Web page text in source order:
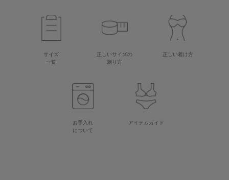
サイズ
一覧
正しいサイズの
測り方
正しい着け方
お手入れ
について
アイテムガイド